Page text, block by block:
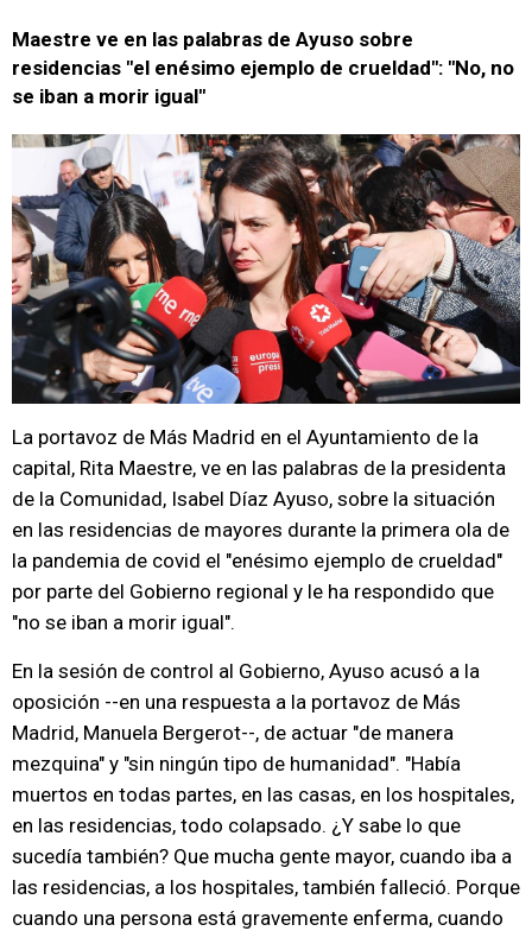
Maestre ve en las palabras de Ayuso sobre
residencias "el enésimo ejemplo de crueldad": "No, no
se iban a morir igual"
La portavoz de Más Madrid en el Ayuntamiento de la
capital, Rita Maestre, ve en las palabras de la presidenta
de la Comunidad, Isabel Díaz Ayuso, sobre la situación
en las residencias de mayores durante la primera ola de
la pandemia de covid el "enésimo ejemplo de crueldad"
por parte del Gobierno regional y le ha respondido que
"no se iban a morir igual".
En la sesión de control al Gobierno, Ayuso acusó a la
oposición --en una respuesta a la portavoz de Más
Madrid, Manuela Bergerot--, de actuar "de manera
mezquina" y "sin ningún tipo de humanidad". "Había
muertos en todas partes, en las casas, en los hospitales,
en las residencias, todo colapsado. ¿Y sabe lo que
sucedía también? Que mucha gente mayor, cuando iba a
las residencias, a los hospitales, también falleció. Porque
cuando una persona está gravemente enferma, cuando